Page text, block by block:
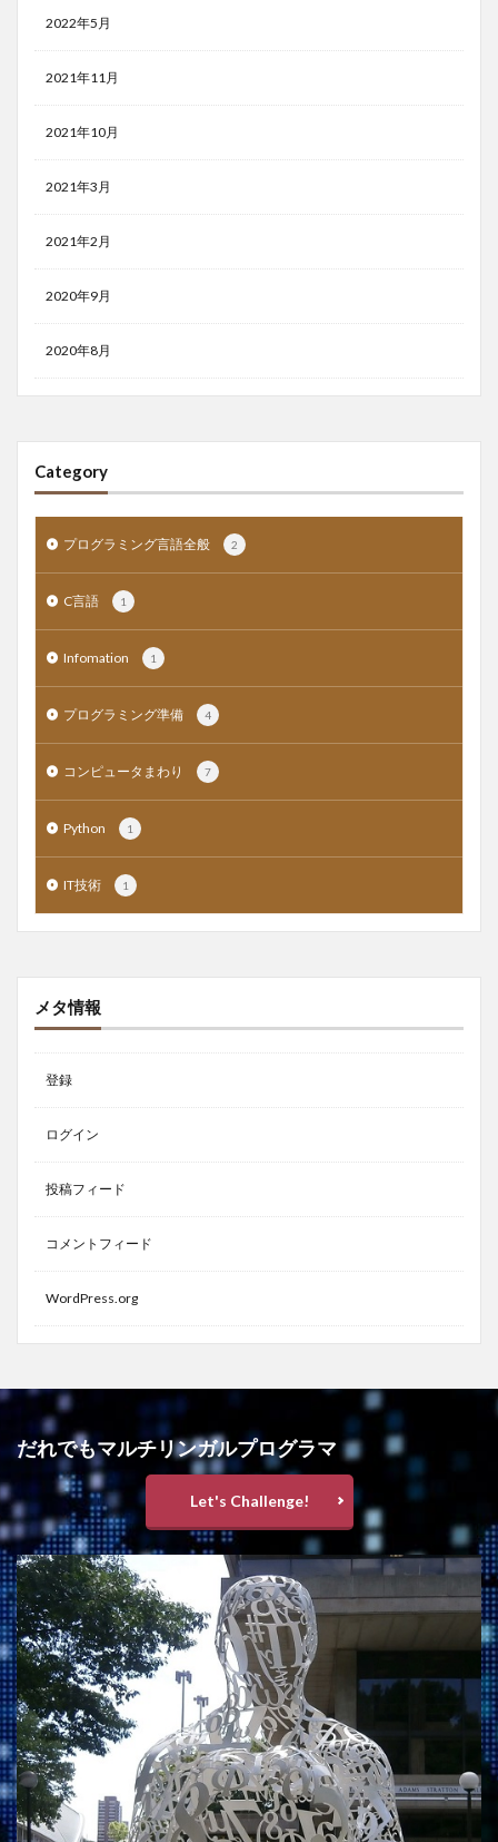
2022年5月
2021年11月
2021年10月
2021年3月
2021年2月
2020年9月
2020年8月
Category
プログラミング言語全般 2
C言語 1
Infomation 1
プログラミング準備 4
コンピュータまわり 7
Python 1
IT技術 1
メタ情報
登録
ログイン
投稿フィード
コメントフィード
WordPress.org
だれでもマルチリンガルプログラマ
Let's Challenge!